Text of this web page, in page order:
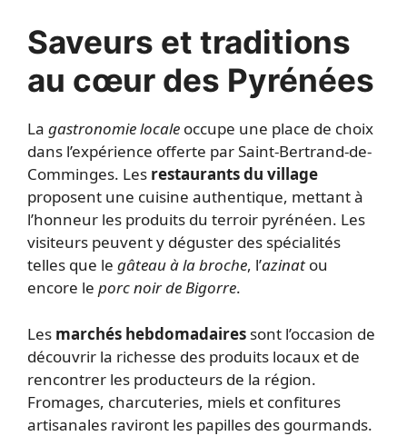
Saveurs et traditions
au cœur des Pyrénées
La gastronomie locale occupe une place de choix
dans l’expérience offerte par Saint-Bertrand-de-
Comminges. Les restaurants du village
proposent une cuisine authentique, mettant à
l’honneur les produits du terroir pyrénéen. Les
visiteurs peuvent y déguster des spécialités
telles que le gâteau à la broche, l’azinat ou
encore le porc noir de Bigorre.
Les marchés hebdomadaires sont l’occasion de
découvrir la richesse des produits locaux et de
rencontrer les producteurs de la région.
Fromages, charcuteries, miels et confitures
artisanales raviront les papilles des gourmands.